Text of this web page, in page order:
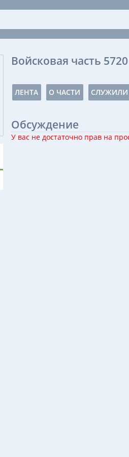
Войсковая часть 5720
ЛЕНТА О ЧАСТИ СЛУЖИЛИ
Обсуждение
У вас не достаточно прав на